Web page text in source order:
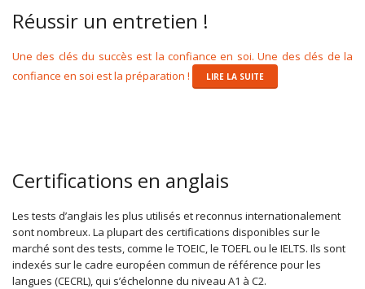
Réussir un entretien !
Une des clés du succès est la confiance en soi. Une des clés de la
confiance en soi est la préparation !
LIRE LA SUITE
Certifications en anglais
Les tests d’anglais les plus utilisés et reconnus internationalement
sont nombreux. La plupart des certifications disponibles sur le
marché sont des tests, comme le TOEIC, le TOEFL ou le IELTS. Ils sont
indexés sur le cadre européen commun de référence pour les
langues (CECRL), qui s’échelonne du niveau A1 à C2.